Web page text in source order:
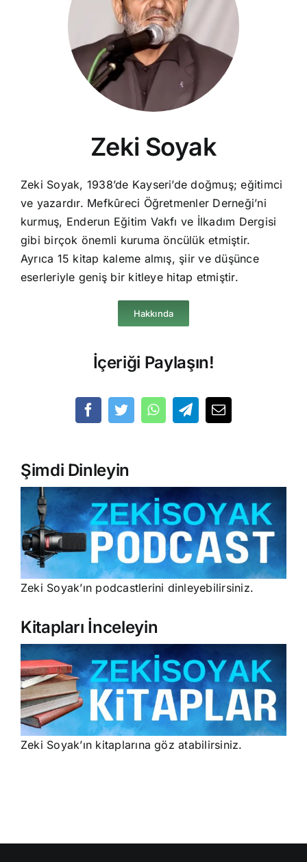
Zeki Soyak
Zeki Soyak, 1938’de Kayseri’de doğmuş; eğitimci
ve yazardır. Mefkûreci Öğretmenler Derneği’ni
kurmuş, Enderun Eğitim Vakfı ve İlkadım Dergisi
gibi birçok önemli kuruma öncülük etmiştir.
Ayrıca 15 kitap kaleme almış, şiir ve düşünce
eserleriyle geniş bir kitleye hitap etmiştir.
Hakkında
İçeriği Paylaşın!
Şimdi Dinleyin
Zeki Soyak’ın podcastlerini dinleyebilirsiniz.
Kitapları İnceleyin
Zeki Soyak’ın kitaplarına göz atabilirsiniz.